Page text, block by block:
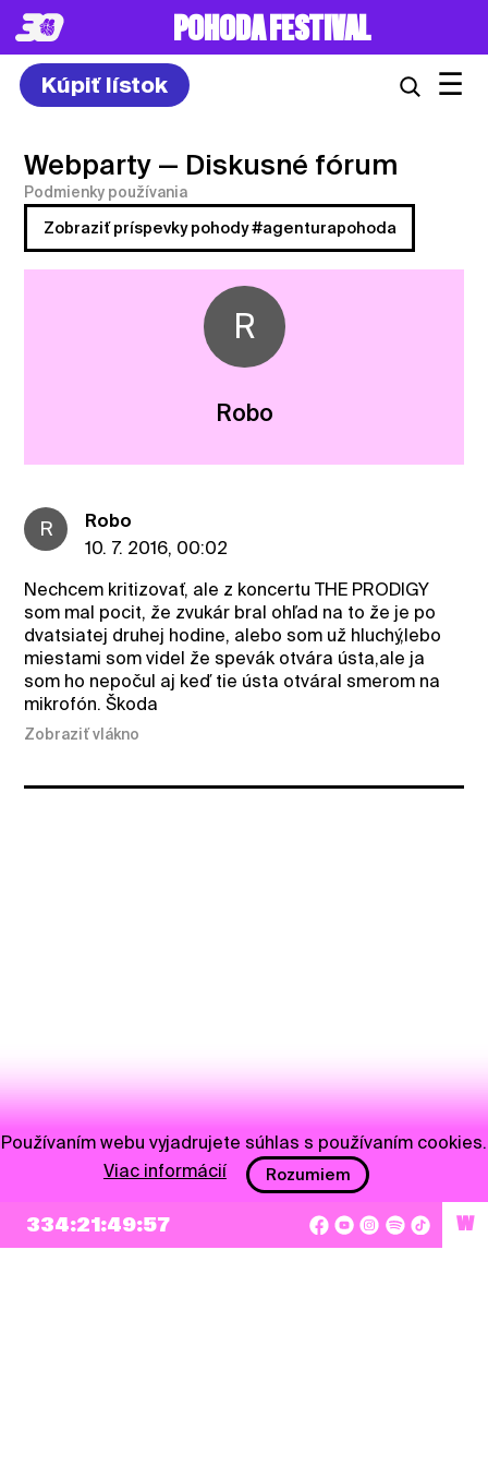
POHODA FESTIVAL
Kúpiť lístok ☰
Webparty — Diskusné fórum
Podmienky používania
Zobraziť príspevky pohody #agenturapohoda
R
Robo
R
Robo
10. 7. 2016, 00:02
Nechcem kritizovať, ale z koncertu THE PRODIGY
som mal pocit, že zvukár bral ohľad na to že je po
dvatsiatej druhej hodine, alebo som už hluchý,lebo
miestami som videl že spevák otvára ústa,ale ja
som ho nepočul aj keď tie ústa otváral smerom na
mikrofón. Škoda
Zobraziť vlákno
334:21:49:57 W
Používaním webu vyjadrujete súhlas s používaním cookies.
Viac informácií
Rozumiem